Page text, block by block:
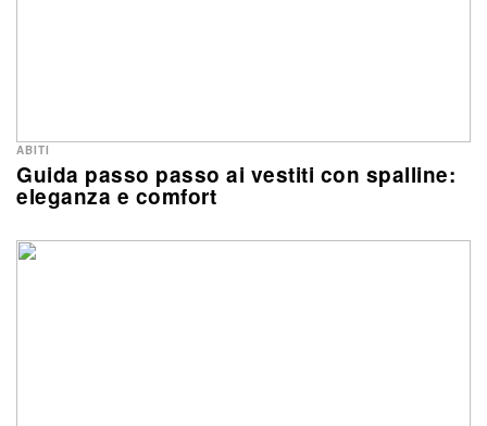
Guida passo passo ai vestiti con spalline:
eleganza e comfort
ABITI